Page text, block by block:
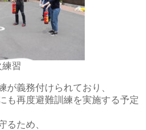
練習
が義務付けられており、
も再度避難訓練を実施する予定
るため、